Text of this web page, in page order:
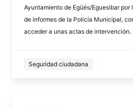
Ayuntamiento de Egüés/Eguesibar por
de informes de la Policía Municipal,
acceder a unas actas de intervención.
Seguridad ciudadana